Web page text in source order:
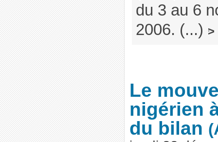
du 3 au 6
2006. (...) >
Le
nigérien
du bilan